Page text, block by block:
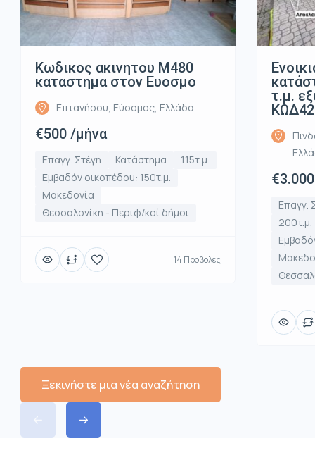
Κωδικος ακινητου Μ480
καταστημα στον Ευοσμο
Επτανήσου, Εύοσμος, Ελλάδα
€500 /μήνα
Επαγγ. Στέγη Κατάστημα
115τ.μ.
Εμβαδόν οικοπέδου: 150τ.μ.
Μακεδονία
Θεσσαλονίκη - Περιφ/κοί δήμοι
14 Προβολές
τ.μ.
Επαγγ.
200τ.μ.
Ξεκινήστε μια νέα αναζήτηση